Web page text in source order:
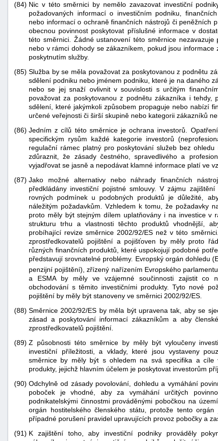
(84) Nic v této směrnici by nemělo zavazovat investiční
požadovaných informací o investičním podniku,
nebo informací o ochraně finančních nástrojů či peněžních
obecnou povinnost poskytovat příslušné informace v
této směrnici. Žádné ustanovení této směrnice
nebo v rámci dohody se zákazníkem, pokud jsou
poskytnutím služby.
(85) Služba by se měla považovat za poskytovanou z podnětu
sdělení podniku nebo jménem podniku, které je na daného
nebo se jej snaží ovlivnit v souvislosti s určitým
považovat za poskytovanou z podnětu zákazníka i
sdělení, které jakýmkoli způsobem propaguje nebo nabízí
určené veřejnosti či širší skupině nebo kategorii zákazníků
(86) Jedním z cílů této směrnice je ochrana investorů.
specifickým rysům každé kategorie investorů
regulační rámec platný pro poskytování služeb bez
zdůraznit, že zásady čestného, spravedlivého a
vyjadřovat se jasně a nepodávat klamné informace platí ve
(87) Jako možné alternativy nebo náhrady finančních
předkládány investiční pojistné smlouvy. V zájmu
rovných podmínek u podobných produktů je důležité,
náležitým požadavkům. Vzhledem k tomu, že požadavky
proto měly být stejným dílem uplatňovány i na investice v
strukturu trhu a vlastnosti těchto produktů vhodnější,
probíhající revize směrnice 2002/92/ES než v této
zprostředkovatelů pojištění a pojišťoven by měly proto
různých finančních produktů, které uspokojují podobné
představují srovnatelné problémy. Evropský orgán dohledu
penzijní pojištění), zřízený nařízením Evropského
a ESMA by měly ve vzájemné součinnosti zajistit co
obchodování s těmito investičními produkty. Tyto nové
pojištění by měly být stanoveny ve směrnici 2002/92/ES.
(88) Směrnice 2002/92/ES by měla být upravena tak, aby se
zásad a poskytování informací zákazníkům a aby
zprostředkovatelů pojištění.
(89) Z působnosti této směrnice by měly být vyloučeny
investiční příležitosti, a vklady, které jsou vystaveny
směrnice by měly být s ohledem na svá specifika a cíle
produkty, jejichž hlavním účelem je poskytovat investorům
(90) Odchylně od zásady povolování, dohledu a vymáhání
poboček je vhodné, aby za vymáhání určitých
podnikatelskými činnostmi prováděnými pobočkou na
orgán hostitelského členského státu, protože tento
případné porušení pravidel upravujících provoz pobočky a
(91) K zajištění toho, aby investiční podniky prováděly